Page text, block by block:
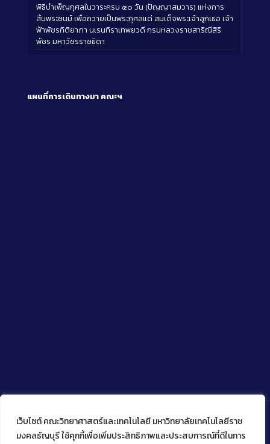
เว็บไซต์ คณะวิทยาศาสตร์และเทคโนโลยี มหาวิทยาลัยเทคโนโลยีราช
มงคลธัญบุรี ใช้คุกกี้เพื่อเพิ่มประสิทธิภาพและประสบการณ์ที่ดีในการ
พิธีบำเพ็ญกุศลในวาระครบ ๕๐ วัน (ปัญญาสมวาร) แห่งการ
สิ้นพระชนม์ เพื่อถวายเป็นพระกุศลแด่ สมเด็จพระเจ้าลูกเธอ เจ้า
ฟ้าพัชรกิติยาภา นเรนทิราเทพยวดี กรมหลวงราชสาริณีสิริ
พัชร มหาวัชรราชธิดา
แผนที่การเดินทางมา คณะฯ